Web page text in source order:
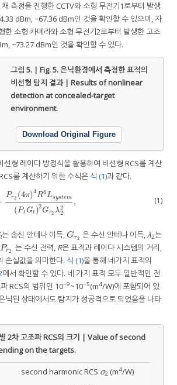
측정을 진행한 CCTV와 소형 무전기1로부터 발생
dBm, −67.36 dBm인 것을 확인할 수 있으며, 자
한 소형 카메라와 소형 무전기2로부터 발생한 고조
−73.27 dBm인 것을 확인할 수 있다.
그림 5. | Fig. 5.은닉환경에서 측정한 표적의
비선형 탐지 결과 | Results of nonlinear
detection at concealed-target
environment.
Download Original Figure
선형 레이다 방정식을 활용하여 비선형 RCS를 계산
를 계산하기 위한 수식은 식 (1)과 같다.
Pr2 (4π)4R6Lsystem
(PtGt )2Gr2 λ2
2
,
r 2(4π)4R6LsystemPtGt (1)
t는 송신 안테나 이득, Gr2
Gr2 은 수신 안테나 이득, λ2는
Pr2
Pr2 는 수신 전력, R은 표적과 레이다 시스템의 거리,
손실값을 의미한다. 식 (1)을 통해 네가지 표적의
에서 확인할 수 있다. 네 가지 표적 모두 일반적인 전
RCS의 범위인 10−9~10−5(m4/W)에 포함되어 있
닉된 상태에서도 탐지가 성공적으로 되었음을 나타
2차 고조파 RCS의 크기 | Value of second
on the targets.
second harmonic RCS σ2 (m4/W)